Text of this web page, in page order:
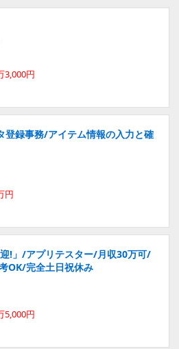
3,000円
登録事務/アイテム情報の入力と確
円
迎!」/アプリテスター/月収30万可/
OK/完全土日祝休み
5,000円